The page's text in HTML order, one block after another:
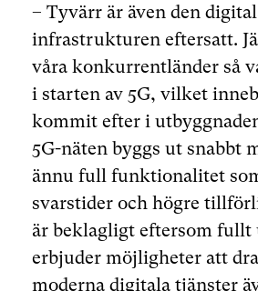
– Tyvärr är även den
infrastrukturen eftersatt.
våra konkurrentländer så
i starten av 5G, vilket
kommit efter i
5G-näten byggs ut snabbt
ännu full funktionalitet
svarstider och högre
är beklagligt eftersom fullt
erbjuder möjligheter att
moderna digitala tjänster